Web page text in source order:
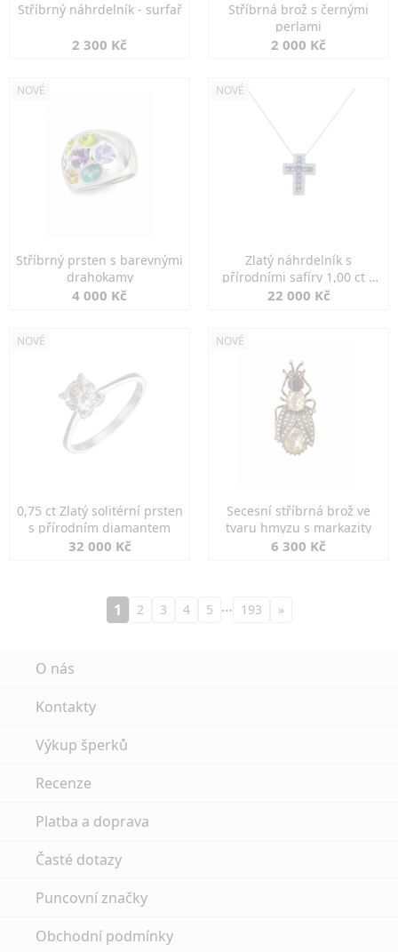
Stříbrný náhrdelník - surfař
2 300 Kč
Stříbrná brož s černými
perlami
2 000 Kč
NOVÉ
Stříbrný prsten s barevnými
drahokamy
4 000 Kč
NOVÉ
Zlatý náhrdelník s
přírodními safíry 1,00 ct a
diamanty
22 000 Kč
NOVÉ
0,75 ct Zlatý solitérní prsten
s přírodním diamantem
32 000 Kč
NOVÉ
Secesní stříbrná brož ve
tvaru hmyzu s markazity
6 300 Kč
1 2 3 4 5 … 193 »
O nás
Kontakty
Výkup šperků
Recenze
Platba a doprava
Časté dotazy
Puncovní značky
Obchodní podmínky